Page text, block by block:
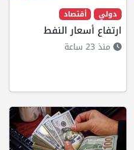
دولي أقتصاد
ارتفاع أسعار النفط
منذ 23 ساعة